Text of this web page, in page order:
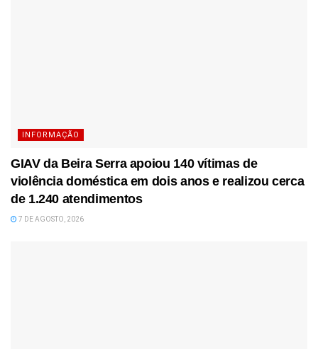
INFORMAÇÃO
GIAV da Beira Serra apoiou 140 vítimas de
violência doméstica em dois anos e realizou cerca
de 1.240 atendimentos
7 DE AGOSTO, 2026